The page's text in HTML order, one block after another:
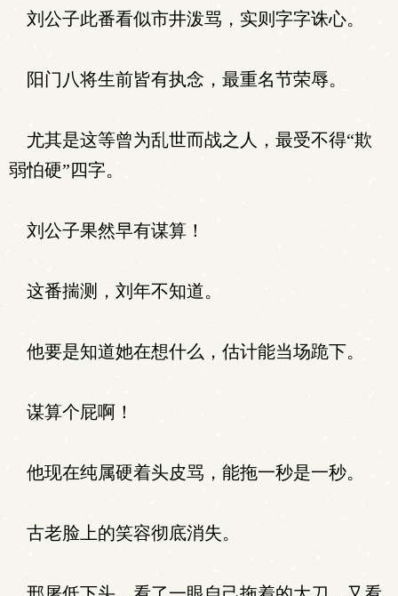
刘公子此番看似市井泼骂，实则字字诛心。
阳门八将生前皆有执念，最重名节荣辱。
尤其是这等曾为乱世而战之人，最受不得“欺
弱怕硬”四字。
刘公子果然早有谋算！
这番揣测，刘年不知道。
他要是知道她在想什么，估计能当场跪下。
谋算个屁啊！
他现在纯属硬着头皮骂，能拖一秒是一秒。
古老脸上的笑容彻底消失。